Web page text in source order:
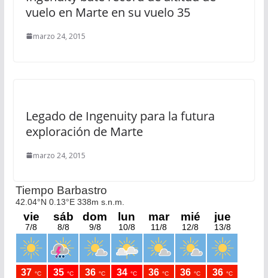
vuelo en Marte en su vuelo 35
marzo 24, 2015
Legado de Ingenuity para la futura
exploración de Marte
marzo 24, 2015